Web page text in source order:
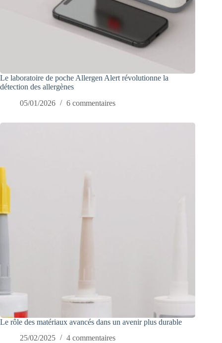
Le laboratoire de poche Allergen Alert révolutionne la
détection des allergènes
05/01/2026
6 commentaires
Le rôle des matériaux avancés dans un avenir plus durable
25/02/2025
4 commentaires